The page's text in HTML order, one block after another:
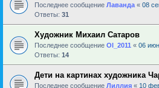
Последнее сообщение Лаванда « 08
Ответы: 31
Художник Михаил Сатаров
Последнее сообщение Ol_2011 « 06
Ответы: 14
Дети на картинах художника
Последнее сообщение Лиллия « 10